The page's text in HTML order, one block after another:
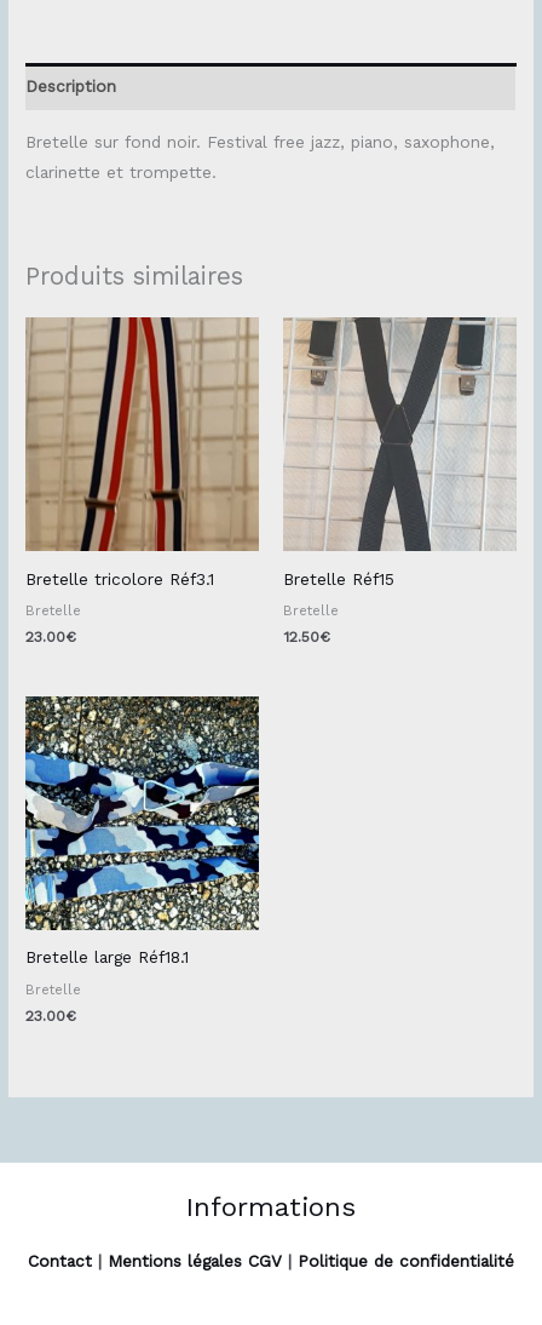
Description
Bretelle sur fond noir. Festival free jazz, piano, saxophone,
clarinette et trompette.
Produits similaires
Bretelle tricolore Réf3.1
Bretelle
23.00€
Bretelle Réf15
Bretelle
12.50€
Bretelle large Réf18.1
Bretelle
23.00€
Informations
Contact | Mentions légales CGV | Politique de confidentialité